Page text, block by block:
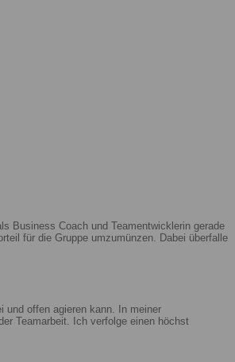
Business Coach und Teamentwicklerin gerade
für die Gruppe umzumünzen. Dabei überfalle
und offen agieren kann. In meiner
Teamarbeit. Ich verfolge einen höchst